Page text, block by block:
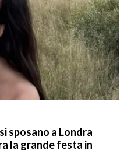
sposano a Londra
la grande festa in